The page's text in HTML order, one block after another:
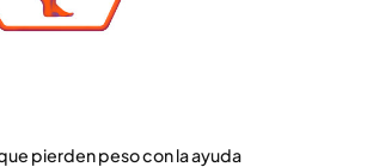
pierden peso con la ayuda